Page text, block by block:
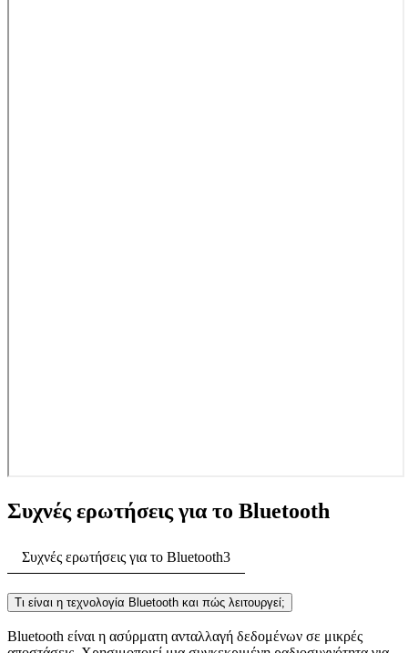
Συχνές ερωτήσεις για το Bluetooth
Συχνές ερωτήσεις για το Bluetooth3
Τι είναι η τεχνολογία Bluetooth και πώς λειτουργεί;
Bluetooth είναι η ασύρματη ανταλλαγή δεδομένων σε μικρές